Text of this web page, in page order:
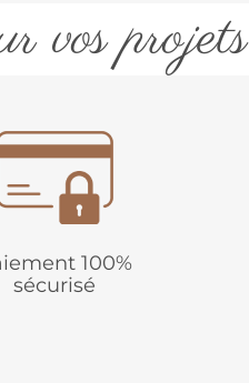
vos projets
100%
sécurisé